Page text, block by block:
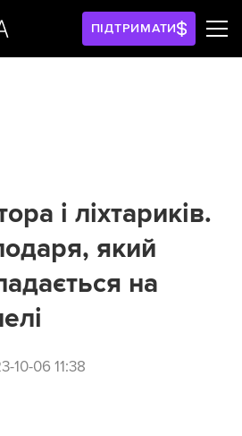
ПІДТРИМАТИ
і ліхтариків.
який
на
10-06 11:38